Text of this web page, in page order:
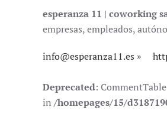
esperanza 11 | coworking
empresas, empleados,
info@esperanza11.es
Deprecated:
in /homepages/15/